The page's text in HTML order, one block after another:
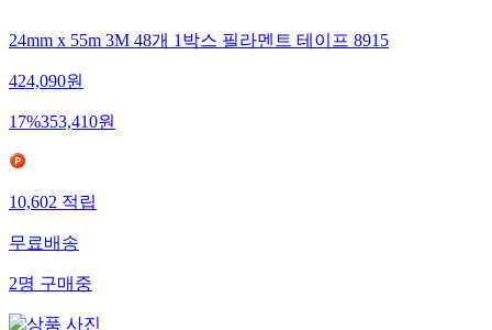
24mm x 55m 3M 48개 1박스 필라멘트 테이프 8915
424,090원
17%353,410원
10,602적립
무료배송
2명구매중